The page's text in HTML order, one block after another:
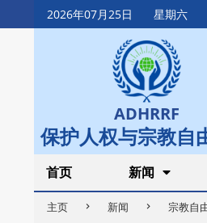
2026年07月25日 星期六
Skip
to
ADHRRF
保护人权与宗教自
Secondary
Navigation
Menu
首页 新闻
主页 新闻 宗教自